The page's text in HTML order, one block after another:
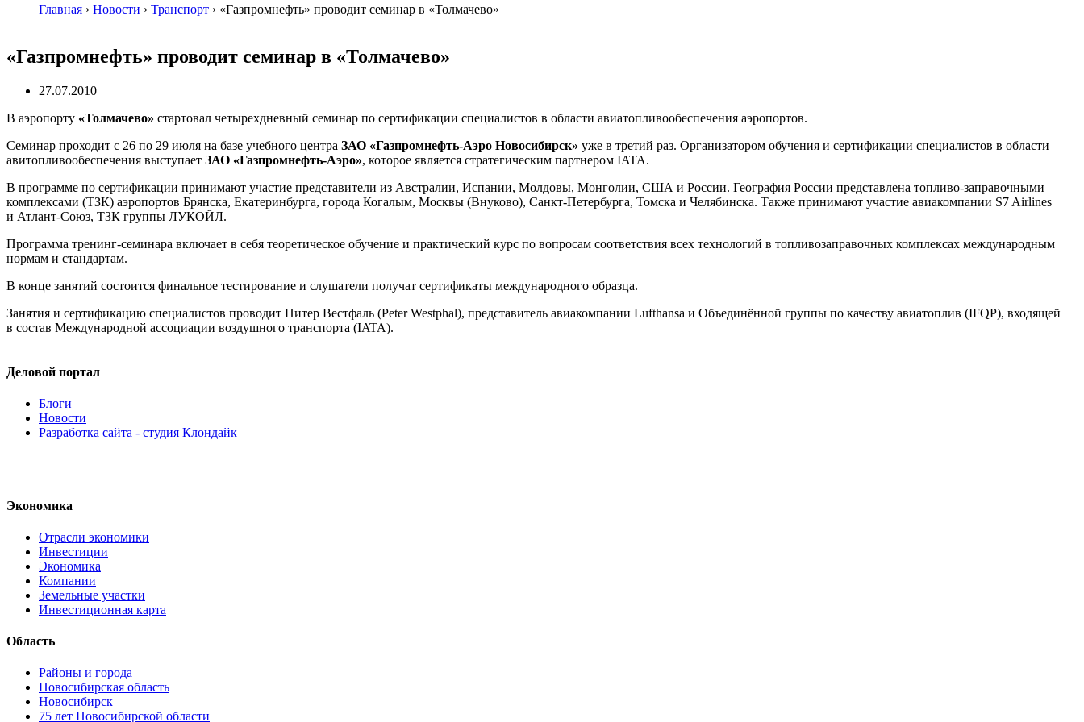
Главная › Новости › Транспорт › «Газпромнефть» проводит семинар в «Толмачево»
«Газпромнефть» проводит семинар в «Толмачево»
27.07.2010
В аэропорту «Толмачево» стартовал четырехдневный семинар по сертификации специалистов в области авиатопливообеспечения аэропортов.
Семинар проходит с 26 по 29 июля на базе учебного центра ЗАО «Газпромнефть-Аэро Новосибирск» уже в третий раз. Организатором обучения и сертификации специалистов в области
авитопливообеспечения выступает ЗАО «Газпромнефть-Аэро», которое является стратегическим партнером IATA.
В программе по сертификации принимают участие представители из Австралии, Испании, Молдовы, Монголии, США и России. География России представлена топливо-заправочными
комплексами (ТЗК) аэропортов Брянска, Екатеринбурга, города Когалым, Москвы (Внуково), Санкт-Петербурга, Томска и Челябинска. Также принимают участие авиакомпании S7 Airlines
и Атлант-Союз, ТЗК группы ЛУКОЙЛ.
Программа тренинг-семинара включает в себя теоретическое обучение и практический курс по вопросам соответствия всех технологий в топливозаправочных комплексах международным
нормам и стандартам.
В конце занятий состоится финальное тестирование и слушатели получат сертификаты международного образца.
Занятия и сертификацию специалистов проводит Питер Вестфаль (Peter Westphal), представитель авиакомпании Lufthansa и Объединённой группы по качеству авиатоплив (IFQP), входящей
в состав Международной ассоциации воздушного транспорта (IATA).
Деловой портал
Блоги
Новости
Разработка сайта - студия Клондайк
Экономика
Отрасли экономики
Инвестиции
Экономика
Компании
Земельные участки
Инвестиционная карта
Область
Районы и города
Новосибирская область
Новосибирск
75 лет Новосибирской области